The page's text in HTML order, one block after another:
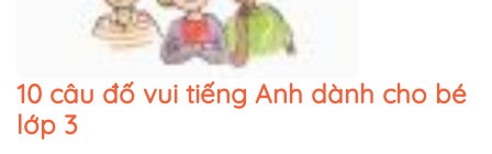
10 câu đố vui tiếng Anh dành cho bé
lớp 3